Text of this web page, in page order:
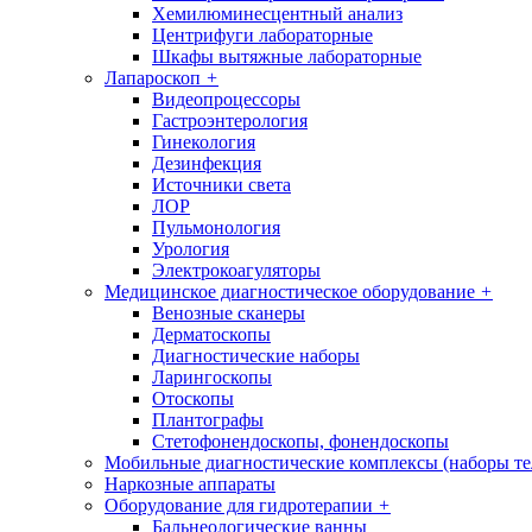
Хемилюминесцентный анализ
Центрифуги лабораторные
Шкафы вытяжные лабораторные
Лапароскоп +
Видеопроцессоры
Гастроэнтерология
Гинекология
Дезинфекция
Источники света
ЛОР
Пульмонология
Урология
Электрокоагуляторы
Медицинское диагностическое оборудование +
Венозные сканеры
Дерматоскопы
Диагностические наборы
Ларингоскопы
Отоскопы
Плантографы
Стетофонендоскопы, фонендоскопы
Мобильные диагностические комплексы (наборы
Наркозные аппараты
Оборудование для гидротерапии +
Бальнеологические ванны